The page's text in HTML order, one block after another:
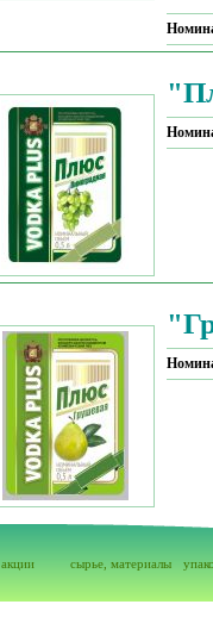
акции сырье, материалы